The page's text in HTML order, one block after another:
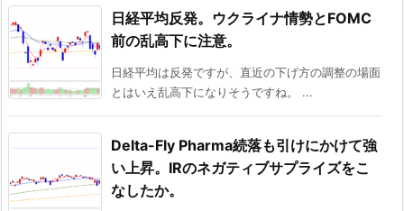
日経平均反発。ウクライナ情勢とFOMC
前の乱高下に注意。
日経平均は反発ですが、直近の下げ方の調整の場面
とはいえ乱高下になりそうですね。 ...
Delta-Fly Pharma続落も引けにかけて強
い上昇。IRのネガティブサプライズをこ
なしたか。